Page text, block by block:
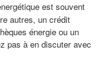
est souvent
autres, un crédit
énergie ou un
pas à en discuter avec